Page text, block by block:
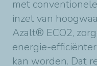
met
inzet van
Azalt® ECO2,
energie-
kan worden. Dat